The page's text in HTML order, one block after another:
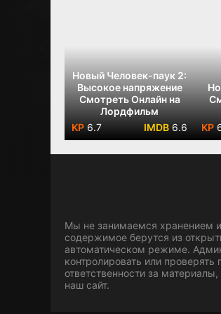
Новый Человек-паук 2:
Высокое напряжение
Смотреть Онлайн на
Лордфильм
6.7
6.6
Мы не занимаемся хранением
содержимое берутся из
автоматическом режиме.
контролировать или
ответственности за
наш сайт.